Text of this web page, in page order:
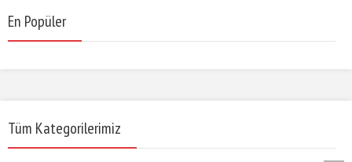
En Popüler
Tüm Kategorilerimiz